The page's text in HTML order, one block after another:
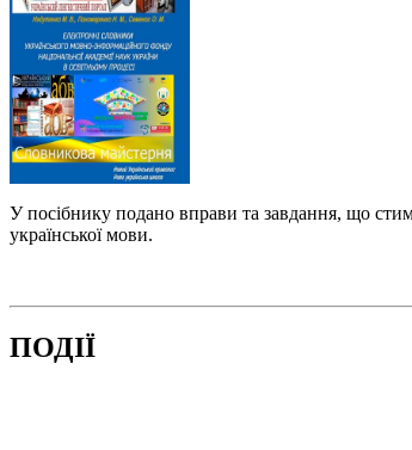
У посібнику подано вправи та завдання, що
української мови.
ПОДІЇ